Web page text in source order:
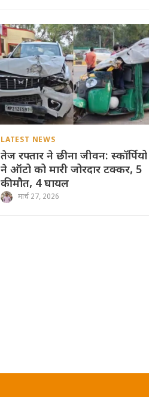
LATEST NEWS
तेज रफ्तार ने छीना जीवन: स्कॉर्पियो
ने ऑटो को मारी जोरदार टक्कर, 5
की मौत, 4 घायल
मार्च 27, 2026